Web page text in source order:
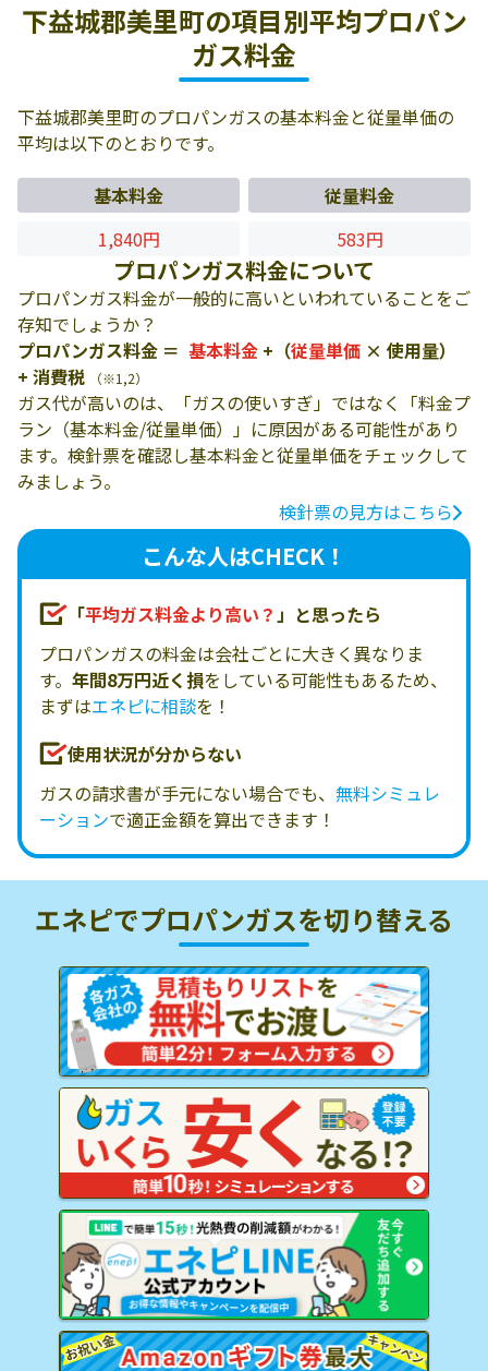
下益城郡美里町の項目別平均プロパン
ガス料金
下益城郡美里町のプロパンガスの基本料金と従量単価の
平均は以下のとおりです。
基本料金
従量料金
1,840円
583円
プロパンガス料金について
プロパンガス料金が一般的に高いといわれていることをご
存知でしょうか？
プロパンガス料金 ＝ 基本料金 +（従量単価 × 使用量）
+ 消費税
（※1,2）
ガス代が高いのは、「ガスの使いすぎ」ではなく「料金プ
ラン（基本料金/従量単価）」に原因がある可能性があり
ます。検針票を確認し基本料金と従量単価をチェックして
みましょう。
検針票の見方はこちら
こんな人はCHECK！
「平均ガス料金より高い？」と思ったら
プロパンガスの料金は会社ごとに大きく異なりま
す。 年間8万円近く損をしている可能性もあるため、
まずはエネピに相談を！
使用状況が分からない
ガスの請求書が手元にない場合でも、 無料シミュレ
ーションで適正金額を算出できます！
エネピでプロパンガスを切り替える